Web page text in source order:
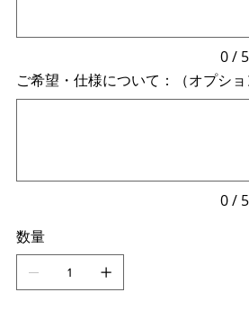
入
き
ま
す。
0 /
ご希望・仕様について：（オプショ
入
ま
す。
0 /
数量